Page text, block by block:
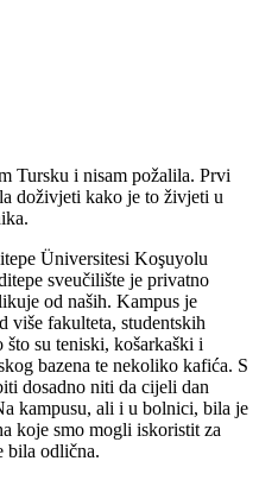
Tursku i nisam požalila. Prvi
doživjeti kako je to živjeti u
Üniversitesi Koşuyolu
sveučilište je privatno
od naših. Kampus je
više fakulteta, studentskih
što su teniski, košarkaški i
bazena te nekoliko kafića. S
dosadno niti da cijeli dan
kampusu, ali i u bolnici, bila je
koje smo mogli iskoristit za
bila odlična.